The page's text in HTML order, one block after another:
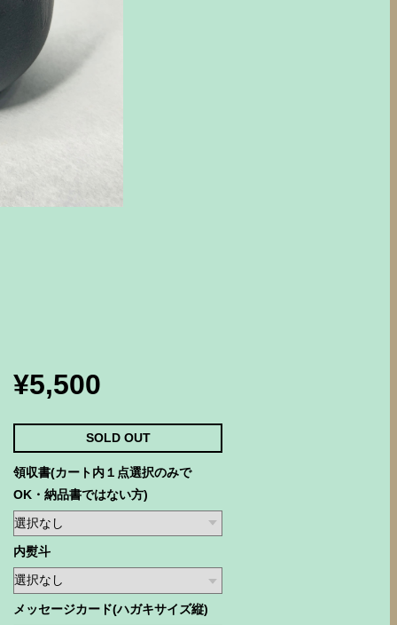
¥5,500
SOLD OUT
領収書(カート内１点選択のみで
OK・納品書ではない方)
内熨斗
メッセージカード(ハガキサイズ縦)